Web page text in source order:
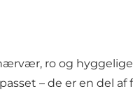
ro og
– de er en del